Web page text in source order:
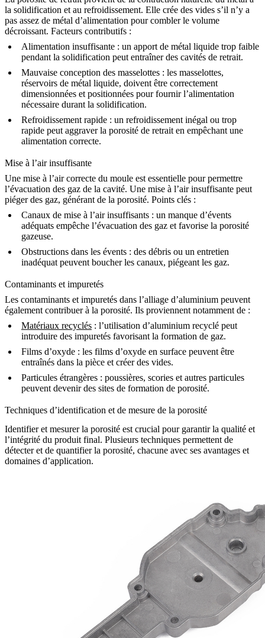
la solidification et au refroidissement. Elle crée des vides s’il n’y a
pas assez de métal d’alimentation pour combler le volume
décroissant. Facteurs contributifs :
Alimentation insuffisante : un apport de métal liquide trop faible
pendant la solidification peut entraîner des cavités de retrait.
Mauvaise conception des masselottes : les masselottes,
réservoirs de métal liquide, doivent être correctement
dimensionnées et positionnées pour fournir l’alimentation
nécessaire durant la solidification.
Refroidissement rapide : un refroidissement inégal ou trop
rapide peut aggraver la porosité de retrait en empêchant une
alimentation correcte.
Mise à l’air insuffisante
Une mise à l’air correcte du moule est essentielle pour permettre
l’évacuation des gaz de la cavité. Une mise à l’air insuffisante peut
piéger des gaz, générant de la porosité. Points clés :
Canaux de mise à l’air insuffisants : un manque d’évents
adéquats empêche l’évacuation des gaz et favorise la porosité
gazeuse.
Obstructions dans les évents : des débris ou un entretien
inadéquat peuvent boucher les canaux, piégeant les gaz.
Contaminants et impuretés
Les contaminants et impuretés dans l’alliage d’aluminium peuvent
également contribuer à la porosité. Ils proviennent notamment de :
Matériaux recyclés : l’utilisation d’aluminium recyclé peut
introduire des impuretés favorisant la formation de gaz.
Films d’oxyde : les films d’oxyde en surface peuvent être
entraînés dans la pièce et créer des vides.
Particules étrangères : poussières, scories et autres particules
peuvent devenir des sites de formation de porosité.
Techniques d’identification et de mesure de la porosité
Identifier et mesurer la porosité est crucial pour garantir la qualité et
l’intégrité du produit final. Plusieurs techniques permettent de
détecter et de quantifier la porosité, chacune avec ses avantages et
domaines d’application.